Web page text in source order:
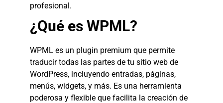
profesional.
¿Qué es WPML?
WPML es un plugin premium que permite
traducir todas las partes de tu sitio web de
WordPress, incluyendo entradas, páginas,
menús, widgets, y más. Es una herramienta
poderosa y flexible que facilita la creación de